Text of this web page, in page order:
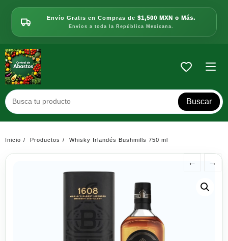
contenido
Envío Gratis en Compras de $1,500 MXN o Más.
Envíos a toda la República Mexicana.
Buscar
Inicio Productos Whisky Irlandés Bushmills 750 ml
← →